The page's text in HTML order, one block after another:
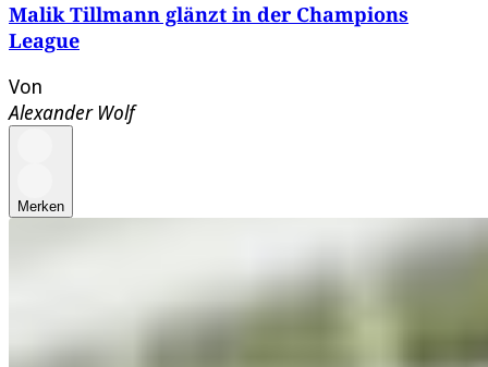
Malik Tillmann glänzt in der Champions
League
Von
Alexander Wolf
Merken